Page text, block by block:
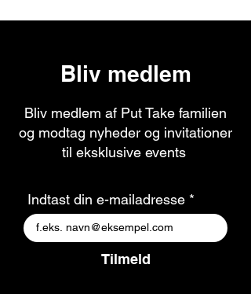
Bliv medlem
Bliv medlem af Put Take familien
og modtag nyheder og invitationer
til eksklusive events
Indtast din e-mailadresse
Tilmeld